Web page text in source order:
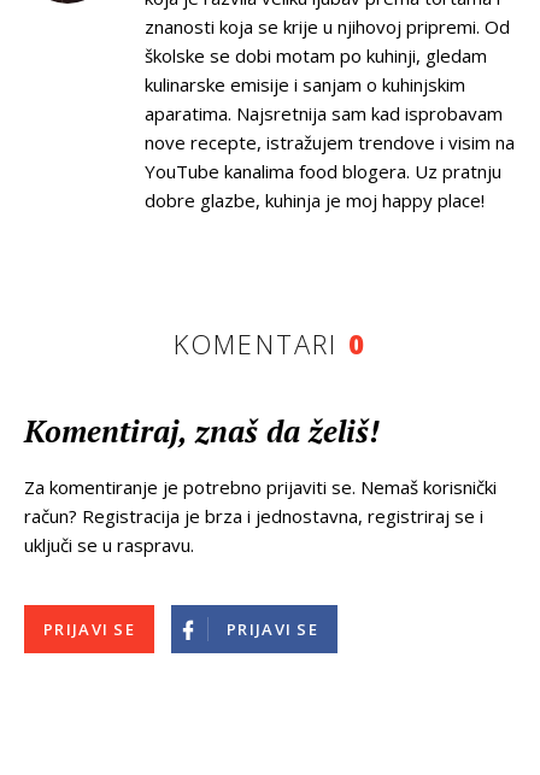
znanosti koja se krije u njihovoj pripremi. Od
školske se dobi motam po kuhinji, gledam
kulinarske emisije i sanjam o kuhinjskim
aparatima. Najsretnija sam kad isprobavam
nove recepte, istražujem trendove i visim na
YouTube kanalima food blogera. Uz pratnju
dobre glazbe, kuhinja je moj happy place!
KOMENTARI 0
Komentiraj, znaš da želiš!
Za komentiranje je potrebno prijaviti se. Nemaš korisnički
račun? Registracija je brza i jednostavna, registriraj se i
uključi se u raspravu.
PRIJAVI SE PRIJAVI SE